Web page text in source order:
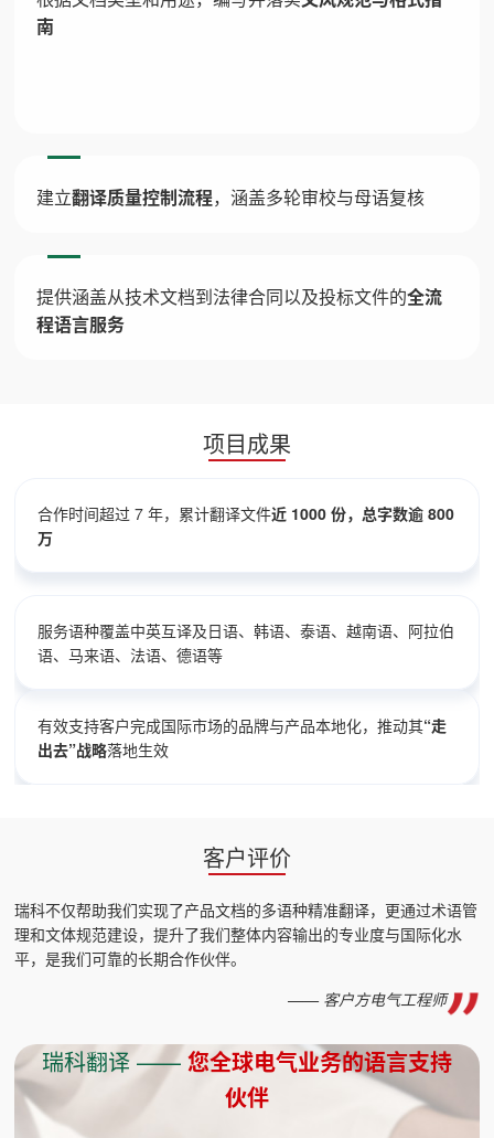
南
建立翻译质量控制流程，涵盖多轮审校与母语复核
提供涵盖从技术文档到法律合同以及投标文件的全流
程语言服务
项目成果
合作时间超过 7 年，累计翻译文件近 1000 份，总字数逾 800
万
服务语种覆盖中英互译及日语、韩语、泰语、越南语、阿拉伯
语、马来语、法语、德语等
有效支持客户完成国际市场的品牌与产品本地化，推动其“走
出去”战略落地生效
客户评价
瑞科不仅帮助我们实现了产品文档的多语种精准翻译，更通过术语管
理和文体规范建设，提升了我们整体内容输出的专业度与国际化水
平，是我们可靠的长期合作伙伴。
—— 客户方电气工程师
瑞科翻译 —— 您全球电气业务的语言支持
伙伴